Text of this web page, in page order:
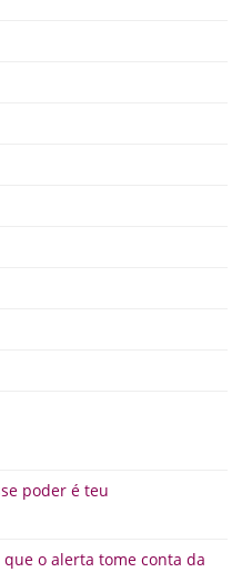
poder é teu
o alerta tome conta da